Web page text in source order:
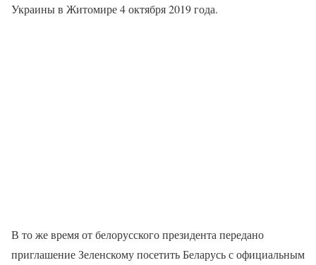
Украины в Житомире 4 октября 2019 года.
В то же время от белорусского президента передано
приглашение Зеленскому посетить Беларусь с официальным